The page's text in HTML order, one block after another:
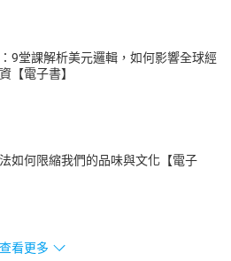
9堂課解析美元邏輯，如何影響全球經
【電子書】
如何限縮我們的品味與文化【電子
查看更多